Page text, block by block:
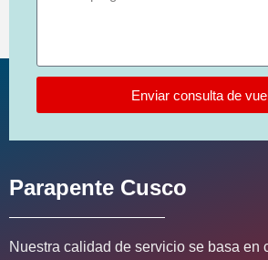
Enviar consulta de
Parapente Cusco
Nuestra calidad de servicio se basa en